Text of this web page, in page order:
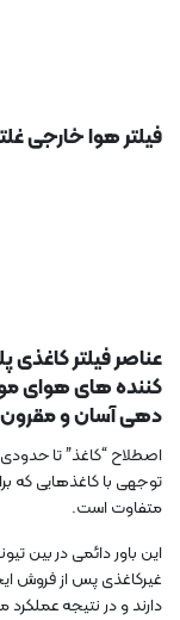
فیلتر هوا خارجی
عناصر فیلتر کاغذی
کننده های هوای
دهی آسان و
اصطلاح “کاغذ” تا حدودی
توجهی با کاغذهایی که
متفاوت است.
این باور دائمی در بین
غیرکاغذی پس از فروش
دارند و در نتیجه